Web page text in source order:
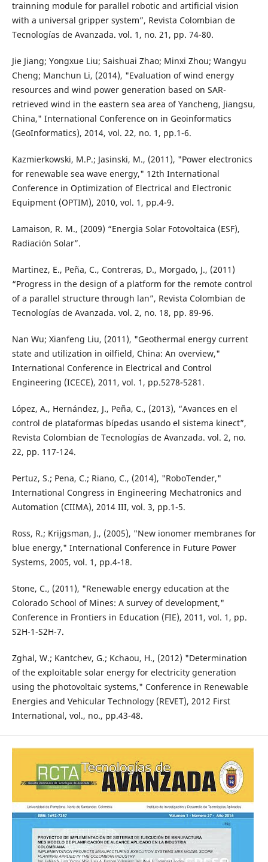
trainning module for parallel robotic and artificial vision
with a universal gripper system”, Revista Colombian de
Tecnologías de Avanzada. vol. 1, no. 21, pp. 74-80.
Jie Jiang; Yongxue Liu; Saishuai Zhao; Minxi Zhou; Wangyu
Cheng; Manchun Li, (2014), "Evaluation of wind energy
resources and wind power generation based on SAR-
retrieved wind in the eastern sea area of Yancheng, Jiangsu,
China," International Conference on in Geoinformatics
(GeoInformatics), 2014, vol. 22, no. 1, pp.1-6.
Kazmierkowski, M.P.; Jasinski, M., (2011), "Power electronics
for renewable sea wave energy," 12th International
Conference in Optimization of Electrical and Electronic
Equipment (OPTIM), 2010, vol. 1, pp.4-9.
Lamaison, R. M., (2009) “Energia Solar Fotovoltaica (ESF),
Radiación Solar”.
Martinez, E., Peña, C., Contreras, D., Morgado, J., (2011)
“Progress in the design of a platform for the remote control
of a parallel structure through lan”, Revista Colombian de
Tecnologías de Avanzada. vol. 2, no. 18, pp. 89-96.
Nan Wu; Xianfeng Liu, (2011), "Geothermal energy current
state and utilization in oilfield, China: An overview,"
International Conference in Electrical and Control
Engineering (ICECE), 2011, vol. 1, pp.5278-5281.
López, A., Hernández, J., Peña, C., (2013), “Avances en el
control de plataformas bípedas usando el sistema kinect”,
Revista Colombian de Tecnologías de Avanzada. vol. 2, no.
22, pp. 117-124.
Pertuz, S.; Pena, C.; Riano, C., (2014), "RoboTender,"
International Congress in Engineering Mechatronics and
Automation (CIIMA), 2014 III, vol. 3, pp.1-5.
Ross, R.; Krijgsman, J., (2005), "New ionomer membranes for
blue energy," International Conference in Future Power
Systems, 2005, vol. 1, pp.4-18.
Stone, C., (2011), "Renewable energy education at the
Colorado School of Mines: A survey of development,"
Conference in Frontiers in Education (FIE), 2011, vol. 1, pp.
S2H-1-S2H-7.
Zghal, W.; Kantchev, G.; Kchaou, H., (2012) "Determination
of the exploitable solar energy for electricity generation
using the photovoltaic systems," Conference in Renewable
Energies and Vehicular Technology (REVET), 2012 First
International, vol., no., pp.43-48.